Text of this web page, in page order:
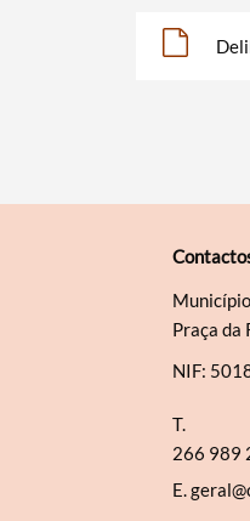
Praça da
NIF:
T.
266 989
E.